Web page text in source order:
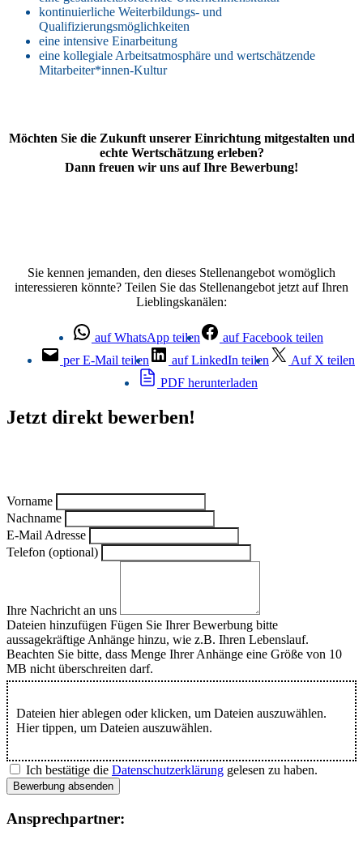
kontinuierliche Weiterbildungs- und
Qualifizierungsmöglichkeiten
eine intensive Einarbeitung
eine kollegiale Arbeitsatmosphäre und wertschätzende
Mitarbeiter*innen-Kultur
Möchten Sie die Zukunft unserer Einrichtung mitgestalten und
echte Wertschätzung erleben?
Dann freuen wir uns auf Ihre Bewerbung!
Sie kennen jemanden, den dieses Stellenangebot womöglich
interessieren könnte? Teilen Sie das Stellenangebot jetzt auf Ihren
Lieblingskanälen:
auf WhatsApp teilen
auf Facebook teilen
per E-Mail teilen
auf LinkedIn teilen
Auf X teilen
PDF herunterladen
Jetzt direkt bewerben!
Vorname
Nachname
E-Mail Adresse
Telefon (optional)
Ihre Nachricht an uns
Dateien hinzufügen Fügen Sie Ihrer Bewerbung bitte
aussagekräftige Anhänge hinzu, wie z.B. Ihren Lebenslauf.
Beachten Sie bitte, dass Menge Ihrer Anhänge eine Größe von 10
MB nicht überschreiten darf.
Dateien hier ablegen oder klicken, um Dateien auszuwählen.
Hier tippen, um Dateien auszuwählen.
Ich bestätige die Datenschutzerklärung gelesen zu haben.
Bewerbung absenden
Ansprechpartner: